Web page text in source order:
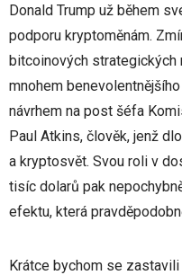
Donald Trump už během
podporu kryptoměnám.
bitcoinových strategických
mnohem
návrhem na post šéfa
Paul Atkins, člověk, jenž
a kryptosvět. Svou roli v
tisíc dolarů pak
efektu, která
Krátce bychom se